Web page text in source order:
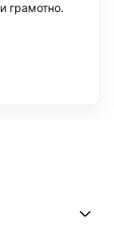
грамотно.